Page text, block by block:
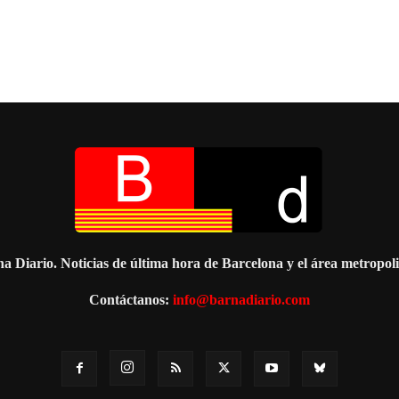
Diario. Noticias de última hora de Barcelona y el área
Contáctanos: info@barnadiario.com